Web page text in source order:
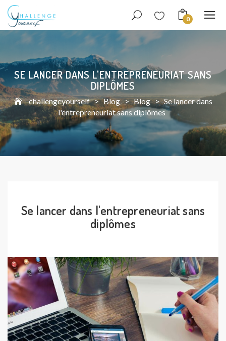
0
SE LANCER DANS L'ENTREPRENEURIAT SANS
DIPLÔMES
challengeyourself > Blog > Blog > Se lancer dans
l'entrepreneuriat sans diplômes
Se lancer dans l'entrepreneuriat sans
diplômes